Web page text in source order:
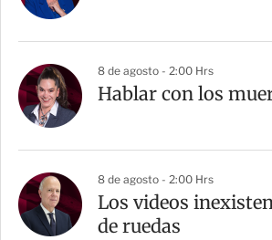
8 de agosto - 2:00 Hrs
Hablar con los
8 de agosto - 2:00 Hrs
Los videos
de ruedas